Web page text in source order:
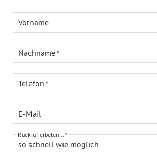
Vorname
Nachname
Telefon
E-Mail
so schnell wie möglich
Rückruf erbeten...